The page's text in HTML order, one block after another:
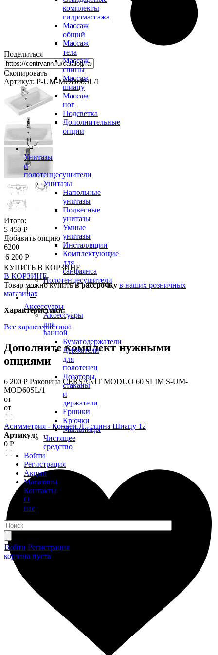
комплекты
гидромассажа
Массаж
общий
Массаж
тела
Массаж
спины
Массаж
шиацу
Массаж
ног
Подсветка
Дополнительные
опции
Унитазы
и
полотенцесушители
Унитазы
Напольные
унитазы
Подвесные
унитазы
Умные
унитазы
Инсталляции
Комплектующие
для
санфаянса
Полотенцесушители
Аксессуары
Аксессуары
для
ванной
Бумагодержатели
Держатели
для
полотенец
Дозаторы,
стаканы
и
держатели
Ершики
Крючки
Мыльницы
Чистящее
средство
Войти
Регистрация
Акции
Магазины
Контакты
О
нас
Войти Регистрация
корзина пуста
Поделиться
Скопировать
Артикул: P-UM-MOD60SL/1
Итого:
5 450 Р
Добавить опцию
6200
6 200 Р
КУПИТЬ В КОРЗИНЕ
В КОРЗИНЕ
Товар можно купитьв рассрочку в наших розничных
магазинах
Характеристики:
Все характеристики
Дополните комплект нужными
опциями
6 200 Р Раковина CERSANIT MODUO 60 SLIM S-UM-
MOD60SL/1
от
от
Асимметрия - Конвей Л - спина Шиацу 12
Артикул:
0 Р